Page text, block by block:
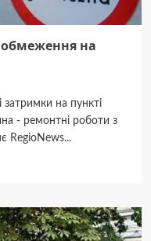
обмеження на
на пункті
- ремонтні роботи з
RegioNews...